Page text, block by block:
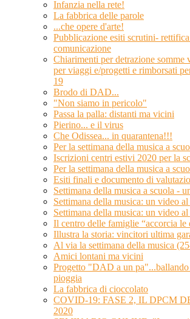
Infanzia nella rete!
La fabbrica delle parole
...che opere d'arte!
Pubblicazione esiti scrutini-
comunicazione
Chiarimenti per detrazione somme
per viaggi e/progetti e rimborsati
19
Brodo di DAD...
"Non siamo in pericolo"
Passa la palla: distanti ma vicini
Pierino... e il virus
Che Odissea... in quarantena!!!
Per la settimana della musica a
Iscrizioni centri estivi 2020 per la
Per la settimana della musica a
Esiti finali e documento di
Settimana della musica a scuola -
Settimana della musica: un video
Settimana della musica: un video
Il centro delle famiglie “accorcia le
Illustra la storia: vincitori ultima
Al via la settimana della musica
Amici lontani ma vicini
Progetto "DAD a un pa"...ballando
pioggia
La fabbrica di cioccolato
COVID-19: FASE 2, IL DPCM
2020